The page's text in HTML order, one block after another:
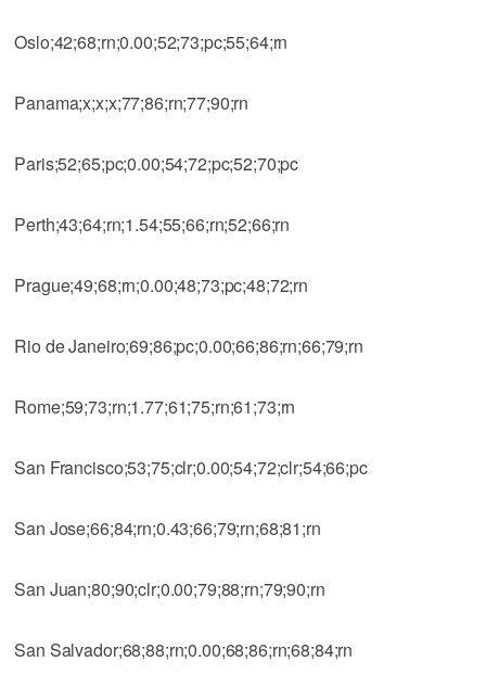
Oslo;42;68;rn;0.00;52;73;pc;55;64;rn
Panama;x;x;x;77;86;rn;77;90;rn
Paris;52;65;pc;0.00;54;72;pc;52;70;pc
Perth;43;64;rn;1.54;55;66;rn;52;66;rn
Prague;49;68;rn;0.00;48;73;pc;48;72;rn
Rio de Janeiro;69;86;pc;0.00;66;86;rn;66;79;rn
Rome;59;73;rn;1.77;61;75;rn;61;73;rn
San Francisco;53;75;clr;0.00;54;72;clr;54;66;pc
San Jose;66;84;rn;0.43;66;79;rn;68;81;rn
San Juan;80;90;clr;0.00;79;88;rn;79;90;rn
San Salvador;68;88;rn;0.00;68;86;rn;68;84;rn